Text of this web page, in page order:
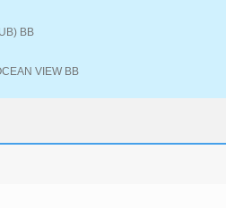
BB
VIEW BB